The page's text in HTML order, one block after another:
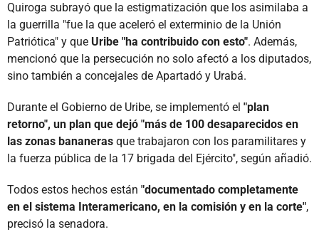
Quiroga subrayó que la estigmatización que los asimilaba a
la guerrilla "fue la que aceleró el exterminio de la Unión
Patriótica" y que Uribe "ha contribuido con esto". Además,
mencionó que la persecución no solo afectó a los diputados,
sino también a concejales de Apartadó y Urabá.
Durante el Gobierno de Uribe, se implementó el "plan
retorno", un plan que dejó "más de 100 desaparecidos en
las zonas bananeras que trabajaron con los paramilitares y
la fuerza pública de la 17 brigada del Ejército", según añadió.
Todos estos hechos están "documentado completamente
en el sistema Interamericano, en la comisión y en la corte",
precisó la senadora.